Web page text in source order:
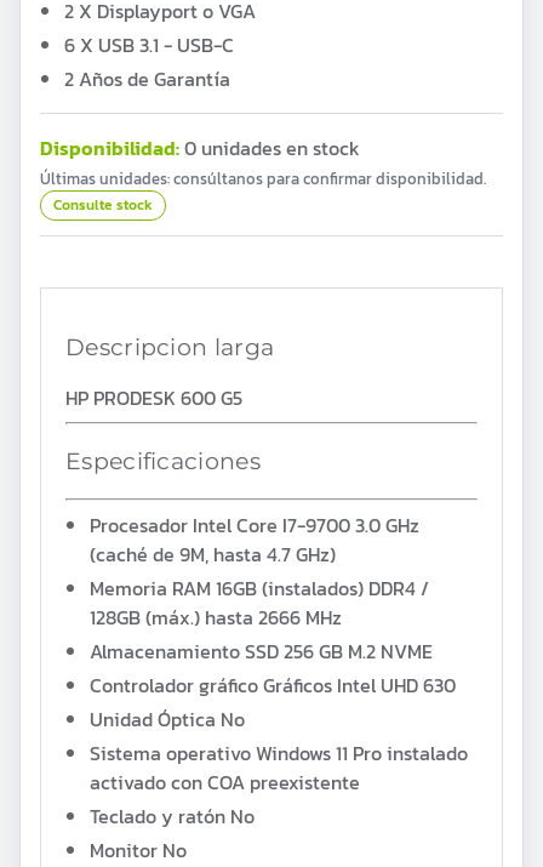
2 X Displayport o VGA
6 X USB 3.1 - USB-C
2 Años de Garantía
Disponibilidad:0 unidades en stock
Últimas unidades: consúltanos para confirmar disponibilidad.
Consulte stock
Descripcion larga
HP PRODESK 600 G5
Especificaciones
Procesador Intel Core I7-9700 3.0 GHz
(caché de 9M, hasta 4.7 GHz)
Memoria RAM 16GB (instalados) DDR4 /
128GB (máx.) hasta 2666 MHz
AlmacenamientoSSD 256 GB M.2 NVME
Controlador gráficoGráficos Intel UHD 630
Unidad Óptica No
Sistema operativoWindows 11 Pro instalado
activado con COA preexistente
Teclado y ratón No
Monitor No